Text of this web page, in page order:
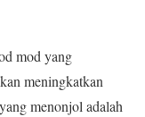
mod yang
meningkatkan
menonjol adalah